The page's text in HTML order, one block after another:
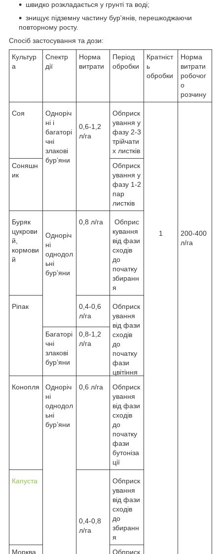
швидко розкладається у грунті та воді;
знищує підземну частину бур'янів, перешкоджаючи
повторному росту.
Спосіб застосування та дози:
Культур
а
Спектр
дії
Норма
витрати
Період
обробки
Кратніст
ь
обробки
Норма
витрати
робочог
о
розчину
Соя
Одноріч
ні і
багаторі
чні
злакові
бур’яни
0,6-1,2
л/га
Обприск
ування у
фазу 2-3
трійчати
х листків
1
200-400
л/га
Соняшн
ик
Обприск
ування у
фазу 1-2
пар
листків
Буряк
цукрови
й,
кормови
й
Одноріч
ні
однодол
ьні
бур’яни
0,8 л/га
Обприс
кування
від фази
сходів
до
початку
збиранн
я
Ріпак
0,4-0,6
л/га
Обприск
ування
від фази
сходів
до
початку
фази
цвітіння
Багаторі
чні
злакові
бур’яни
0,8-1,2
л/га
Конопля
Одноріч
ні
однодол
ьні
бур’яни
0,6 л/га
Обприск
ування
від фази
сходів
до
початку
фази
бутоніза
ції
Капуста
0,4-0,8
л/га
Обприск
ування
від фази
сходів
до
збиранн
я
Морква
Обприск